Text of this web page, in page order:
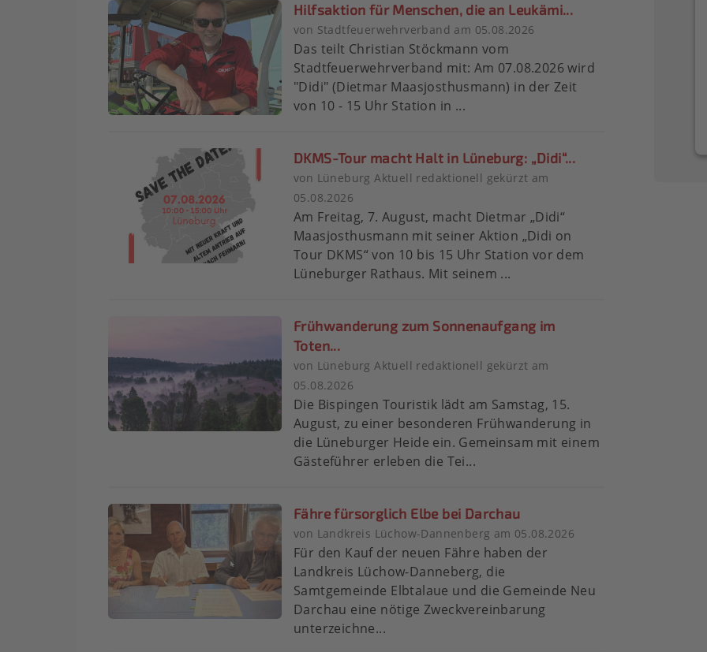
Hilfsaktion für Menschen, die an Leukämi...
von Stadtfeuerwehrverband am 05.08.2026
Das teilt Christian Stöckmann vom
Stadtfeuerwehrverband mit: Am 07.08.2026 wird
"Didi" (Dietmar Maasjosthusmann) in der Zeit
von 10 - 15 Uhr Station in ...
DKMS-Tour macht Halt in Lüneburg: „Didi“...
von Lüneburg Aktuell redaktionell gekürzt am
05.08.2026
Am Freitag, 7. August, macht Dietmar „Didi“
Maasjosthusmann mit seiner Aktion „Didi on
Tour DKMS“ von 10 bis 15 Uhr Station vor dem
Lüneburger Rathaus. Mit seinem ...
Frühwanderung zum Sonnenaufgang im
Toten...
von Lüneburg Aktuell redaktionell gekürzt am
05.08.2026
Die Bispingen Touristik lädt am Samstag, 15.
August, zu einer besonderen Frühwanderung in
die Lüneburger Heide ein. Gemeinsam mit einem
Gästeführer erleben die Tei...
Fähre fürsorglich Elbe bei Darchau
von Landkreis Lüchow-Dannenberg am 05.08.2026
Für den Kauf der neuen Fähre haben der
Landkreis Lüchow-Danneberg, die
Samtgemeinde Elbtalaue und die Gemeinde Neu
Darchau eine nötige Zweckvereinbarung
unterzeichne...